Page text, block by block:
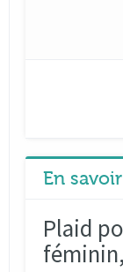
En
Plaid